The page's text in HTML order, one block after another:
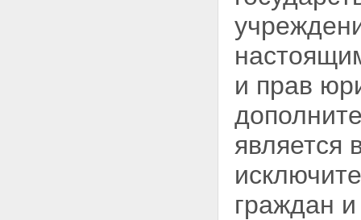
и прав
является
граждан